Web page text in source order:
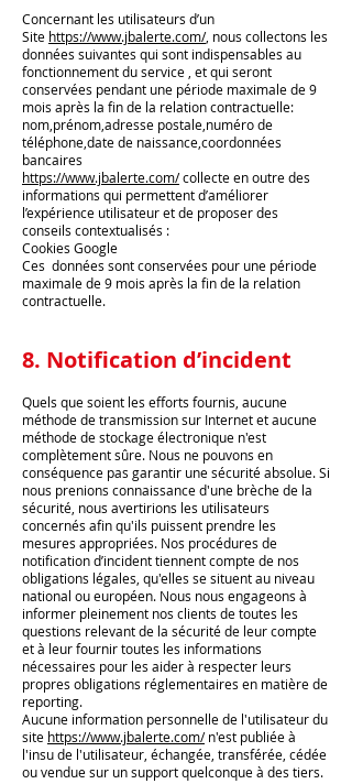
Concernant les utilisateurs d’un
Site https://www.jbalerte.com/, nous collectons les
données suivantes qui sont indispensables au
fonctionnement du service , et qui seront
conservées pendant une période maximale de 9
mois après la fin de la relation contractuelle:
nom,prénom,adresse postale,numéro de
téléphone,date de naissance,coordonnées
bancaires
https://www.jbalerte.com/collecte en outre des
informations qui permettent d’améliorer
l’expérience utilisateur et de proposer des
conseils contextualisés :
Cookies Google
Ces données sont conservées pour une période
maximale de 9 mois après la fin de la relation
contractuelle.
8. Notification d’incident
Quels que soient les efforts fournis, aucune
méthode de transmission sur Internet et aucune
méthode de stockage électronique n'est
complètement sûre. Nous ne pouvons en
conséquence pas garantir une sécurité absolue. Si
nous prenions connaissance d'une brèche de la
sécurité, nous avertirions les utilisateurs
concernés afin qu'ils puissent prendre les
mesures appropriées. Nos procédures de
notification d’incident tiennent compte de nos
obligations légales, qu'elles se situent au niveau
national ou européen. Nous nous engageons à
informer pleinement nos clients de toutes les
questions relevant de la sécurité de leur compte
et à leur fournir toutes les informations
nécessaires pour les aider à respecter leurs
propres obligations réglementaires en matière de
reporting.
Aucune information personnelle de l'utilisateur du
site https://www.jbalerte.com/n'est publiée à
l'insu de l'utilisateur, échangée, transférée, cédée
ou vendue sur un support quelconque à des tiers.